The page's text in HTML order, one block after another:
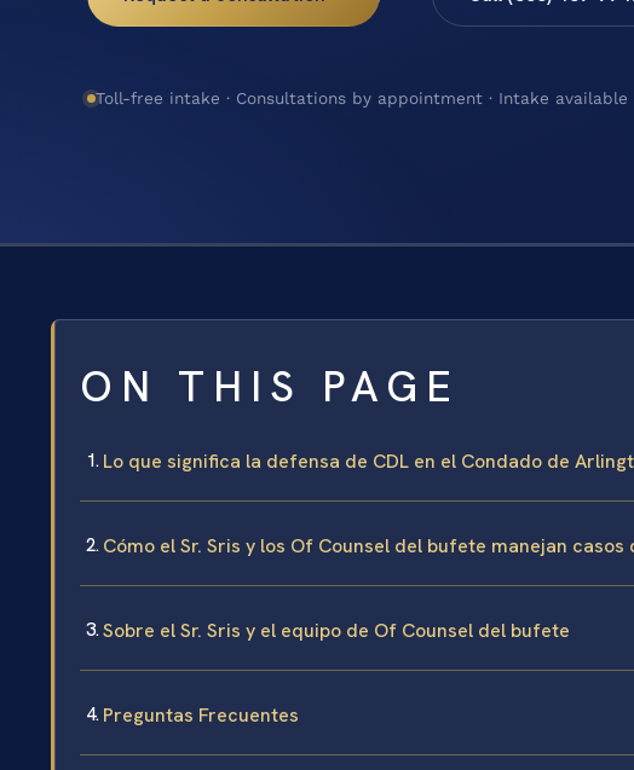
Toll-free intake · Consultations by appointment · Intake available
ON THIS PAGE
Lo que significa la defensa de CDL en el Condado de
Cómo el Sr. Sris y los Of Counsel del bufete manejan casos
Sobre el Sr. Sris y el equipo de Of Counsel del bufete
Preguntas Frecuentes